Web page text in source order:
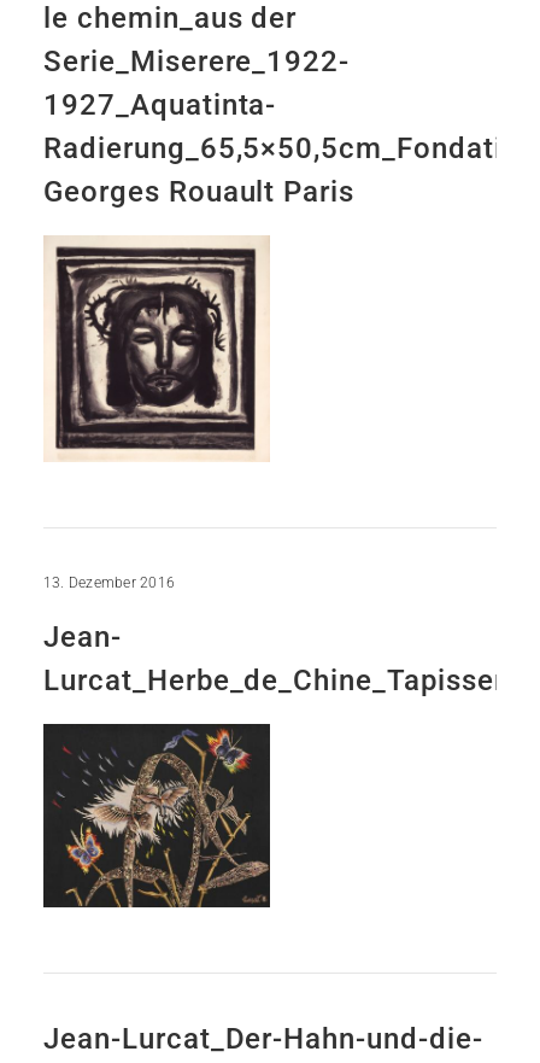
le chemin_aus der
Serie_Miserere_1922-
1927_Aquatinta-
Radierung_65,5×50,5cm_Fondation
Georges Rouault Paris
13. Dezember 2016
Jean-
Jean-Lurcat_Der-Hahn-und-die-